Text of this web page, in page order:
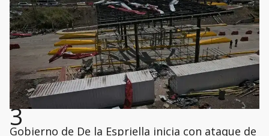
3
Gobierno de De la Espriella inicia con ataque de